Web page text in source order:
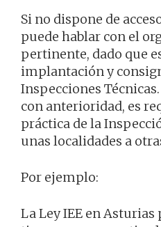
Si no dispone de
puede hablar con el
pertinente, dado que
implantación y
Inspecciones
con anterioridad, es
práctica de la
unas localidades a
Por ejemplo:
La Ley IEE en Asturias